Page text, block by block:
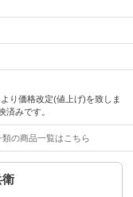
り価格改定(値上げ)を致しま
済みです。
類の商品一覧はこちら
衛